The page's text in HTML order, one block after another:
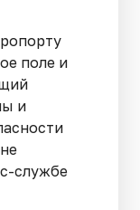
поле и
и
службе